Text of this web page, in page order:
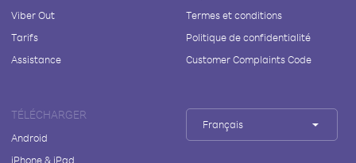
Viber Out
Tarifs
Assistance
Termes et conditions
Politique de confidentialité
Customer Complaints Code
TÉLÉCHARGER
Android
iPhone & iPad
Français